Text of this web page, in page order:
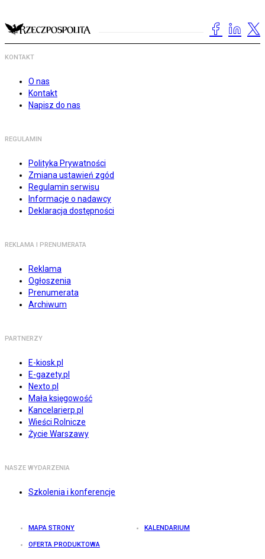
KONTAKT
O nas
Kontakt
Napisz do nas
REGULAMIN
Polityka Prywatności
Zmiana ustawień zgód
Regulamin serwisu
Informacje o nadawcy
Deklaracja dostępności
REKLAMA I PRENUMERATA
Reklama
Ogłoszenia
Prenumerata
Archiwum
PARTNERZY
E-kiosk.pl
E-gazety.pl
Nexto.pl
Mała księgowość
Kancelarierp.pl
Wieści Rolnicze
Życie Warszawy
NASZE WYDARZENIA
Szkolenia i konferencje
MAPA STRONY KALENDARIUM
OFERTA PRODUKTOWA